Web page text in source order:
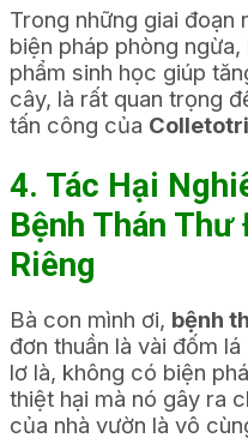
Trong những giai
biện pháp phòng
phẩm sinh học giúp
cây, là rất quan trọng
tấn công của
4. Tác Hại
Bệnh Thán
Riêng
Bà con mình ơi, bệnh
đơn thuần là vài đốm
lơ là, không có biện
thiệt hại mà nó gây ra
của nhà vườn là vô